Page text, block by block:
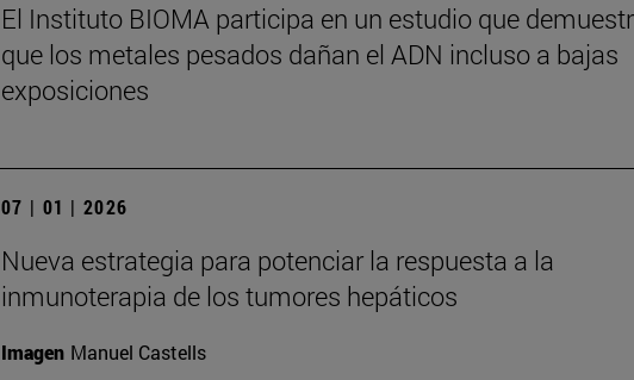
El Instituto BIOMA participa en un estudio que
que los metales pesados dañan el ADN incluso a bajas
exposiciones
07 | 01 | 2026
Nueva estrategia para potenciar la respuesta a la
inmunoterapia de los tumores hepáticos
Imagen Manuel Castells